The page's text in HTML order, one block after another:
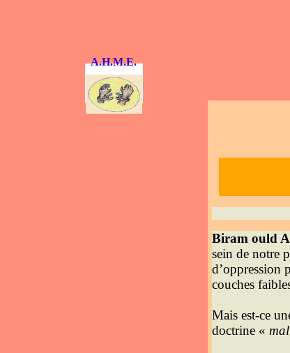
A.H.M.E.
Biram ould
sein de notre
d’oppression
couches
Mais est-ce
doctrine «